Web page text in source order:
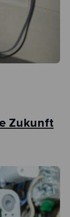
Zukunft